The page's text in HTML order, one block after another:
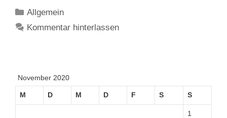
Kategorien
Allgemein
Kommentar hinterlassen
November 2020
M D M D F S S
1